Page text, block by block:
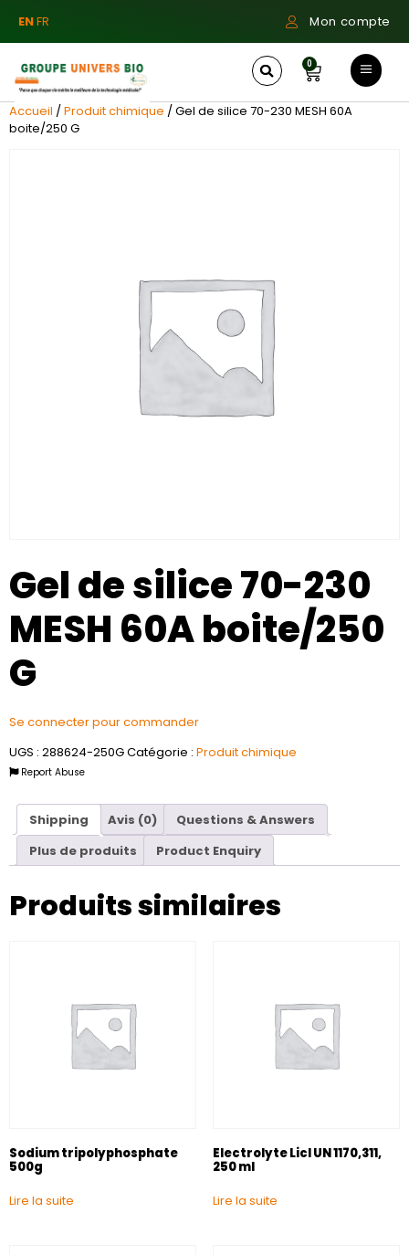
ENFR Mon compte
0
Accueil /Produit chimique / Gel de silice 70-230 MESH 60A
boite/250 G
Gel de silice 70-230
MESH 60A boite/250
G
Se connecter pour commander
UGS : 288624-250GCatégorie : Produit chimique
Report Abuse
Shipping Avis (0)
Questions & Answers
Plus de produits
Product Enquiry
Produits similaires
Sodium tripolyphosphate
500g
Lire la suite
Electrolyte Licl UN 1170,311,
250 ml
Lire la suite